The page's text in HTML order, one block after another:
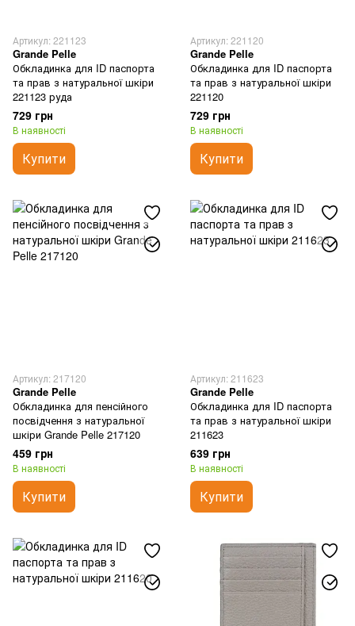
Артикул: 221123
Grande Pelle
Обкладинка для ID паспорта
та прав з натуральної шкіри
221123 руда
729 грн
В наявності
Купити
Артикул: 221120
Grande Pelle
Обкладинка для ID паспорта
та прав з натуральної шкіри
221120
729 грн
В наявності
Купити
Артикул: 217120
Grande Pelle
Обкладинка для пенсійного
посвідчення з натуральної
шкіри Grande Pelle 217120
459 грн
В наявності
Купити
Артикул: 211623
Grande Pelle
Обкладинка для ID паспорта
та прав з натуральної шкіри
211623
639 грн
В наявності
Купити